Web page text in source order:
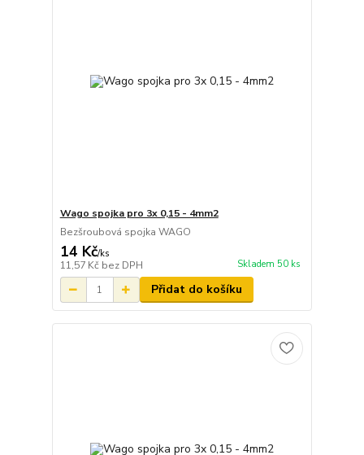
Wago spojka pro 3x 0,15 - 4mm2
Bezšroubová spojka WAGO
14 Kč/ks
11,57 Kč bez DPH Skladem 50 ks
Přidat do košíku